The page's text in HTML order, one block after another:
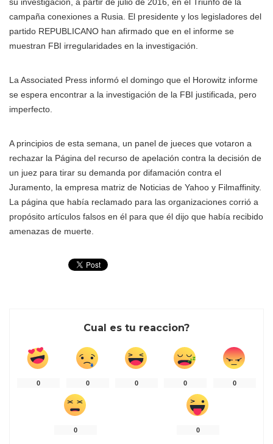
campaña conexiones a Rusia. El presidente y los legisladores del
partido REPUBLICANO han afirmado que en el informe se
muestran FBI irregularidades en la investigación.
La Associated Press informó el domingo que el Horowitz informe
se espera encontrar a la investigación de la FBI justificada, pero
imperfecto.
A principios de esta semana, un panel de jueces que votaron a
rechazar la Página del recurso de apelación contra la decisión de
un juez para tirar su demanda por difamación contra el
Juramento, la empresa matriz de Noticias de Yahoo y Filmaffinity.
La página que había reclamado para las organizaciones corrió a
propósito artículos falsos en él para que él dijo que había recibido
amenazas de muerte.
Cual es tu reaccion?
0 0 0 0 0
0 0